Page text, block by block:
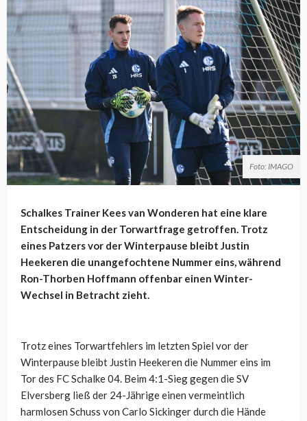
Foto: IMAGO
Schalkes Trainer Kees van Wonderen hat eine klare
Entscheidung in der Torwartfrage getroffen. Trotz
eines Patzers vor der Winterpause bleibt Justin
Heekeren die unangefochtene Nummer eins, während
Ron-Thorben Hoffmann offenbar einen Winter-
Wechsel in Betracht zieht.
Trotz eines Torwartfehlers im letzten Spiel vor der
Winterpause bleibt Justin Heekeren die Nummer eins im
Tor des FC Schalke 04. Beim 4:1-Sieg gegen die SV
Elversberg ließ der 24-Jährige einen vermeintlich
harmlosen Schuss von Carlo Sickinger durch die Hände